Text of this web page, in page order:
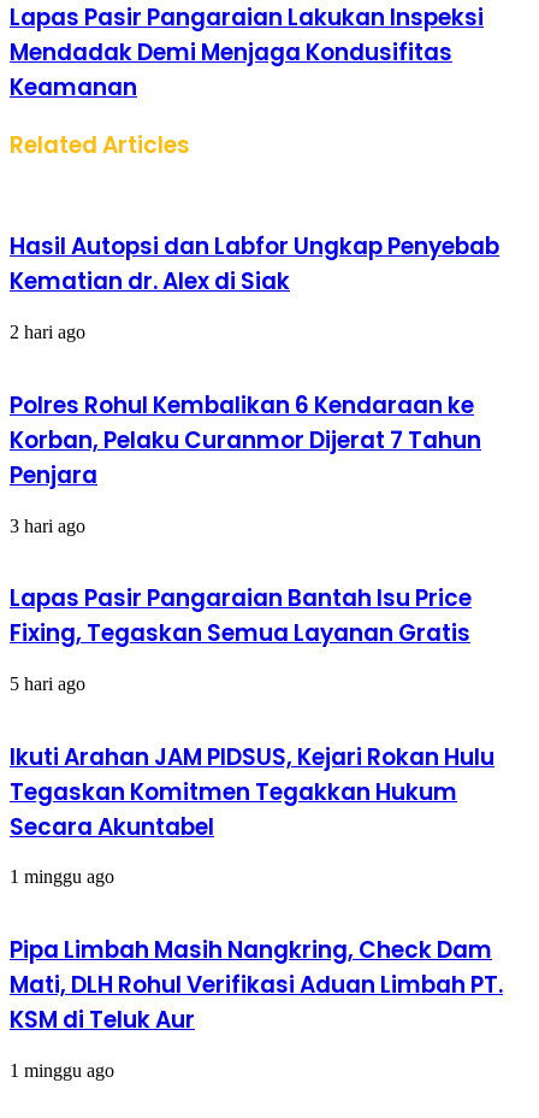
Lapas Pasir Pangaraian Lakukan Inspeksi
Mendadak Demi Menjaga Kondusifitas
Keamanan
Related Articles
Hasil Autopsi dan Labfor Ungkap Penyebab
Kematian dr. Alex di Siak
2 hari ago
Polres Rohul Kembalikan 6 Kendaraan ke
Korban, Pelaku Curanmor Dijerat 7 Tahun
Penjara
3 hari ago
Lapas Pasir Pangaraian Bantah Isu Price
Fixing, Tegaskan Semua Layanan Gratis
5 hari ago
Ikuti Arahan JAM PIDSUS, Kejari Rokan Hulu
Tegaskan Komitmen Tegakkan Hukum
Secara Akuntabel
1 minggu ago
Pipa Limbah Masih Nangkring, Check Dam
Mati, DLH Rohul Verifikasi Aduan Limbah PT.
KSM di Teluk Aur
1 minggu ago